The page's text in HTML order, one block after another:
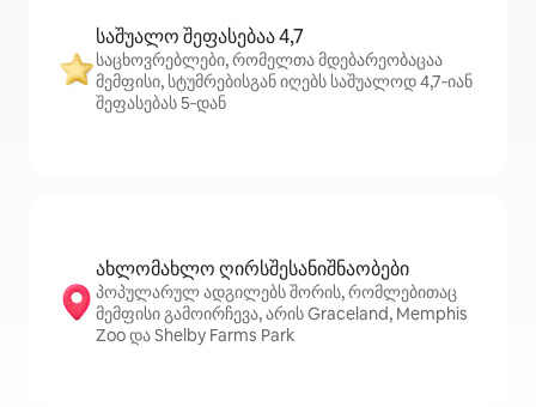
საშუალო შეფასებაა 4,7
საცხოვრებლები, რომელთა მდებარეობაცაა
მემფისი, სტუმრებისგან იღებს საშუალოდ 4,7‑იან
შეფასებას 5‑დან
ახლომახლო ღირსშესანიშნაობები
პოპულარულ ადგილებს შორის, რომლებითაც
მემფისი გამოირჩევა, არის Graceland, Memphis
Zoo და Shelby Farms Park